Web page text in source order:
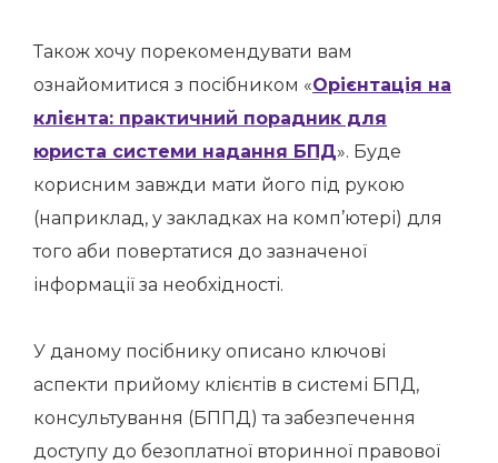
Також хочу порекомендувати вам
ознайомитися з посібником «Орієнтація на
клієнта: практичний порадник для
юриста системи надання БПД». Буде
корисним завжди мати його під рукою
(наприклад, у закладках на комп’ютері) для
того аби повертатися до зазначеної
інформації за необхідності.
У даному посібнику описано ключові
аспекти прийому клієнтів в системі БПД,
консультування (БППД) та забезпечення
доступу до безоплатної вторинної правової